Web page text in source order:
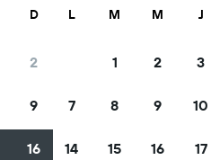
D
2
9
16
L M M J
1 2 3
7 8 9 10
14 15 16 17